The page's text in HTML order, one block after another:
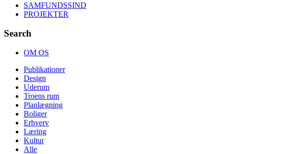
SAMFUNDSSIND
PROJEKTER
Search
OM OS
Publikationer
Design
Uderum
Troens rum
Planlægning
Boliger
Erhverv
Læring
Kultur
Alle